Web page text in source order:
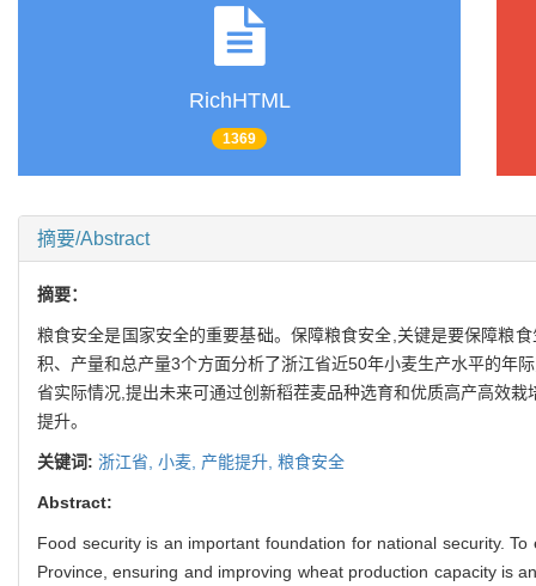
RichHTML
1369
摘要/Abstract
摘要：
粮食安全是国家安全的重要基础。保障粮食安全,关键是要保障粮
积、产量和总产量3个方面分析了浙江省近50年小麦生产水平的年
省实际情况,提出未来可通过创新稻茬麦品种选育和优质高产高效
提升。
关键词: 浙江省, 小麦, 产能提升, 粮食安全
Abstract:
Food security is an important foundation for national security.
Province, ensuring and improving wheat production capacity is